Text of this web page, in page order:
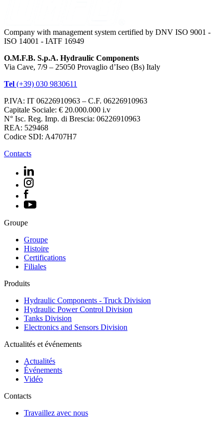
Company with management system certified by DNV ISO 9001 -
ISO 14001 - IATF 16949
O.M.F.B. S.p.A. Hydraulic Components
Via Cave, 7/9 – 25050 Provaglio d’Iseo (Bs) Italy
Tel (+39) 030 9830611
P.IVA: IT 06226910963 – C.F. 06226910963
Capitale Sociale: € 20.000.000 i.v
N° Isc. Reg. Imp. di Brescia: 06226910963
REA: 529468
Codice SDI: A4707H7
Contacts
Groupe
Groupe
Histoire
Certifications
Filiales
Produits
Hydraulic Components - Truck Division
Hydraulic Power Control Division
Tanks Division
Electronics and Sensors Division
Actualités et événements
Actualités
Événements
Vidéo
Contacts
Travaillez avec nous